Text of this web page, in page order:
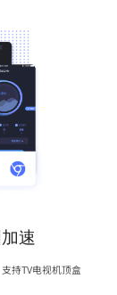
速
持TV电视机顶盒